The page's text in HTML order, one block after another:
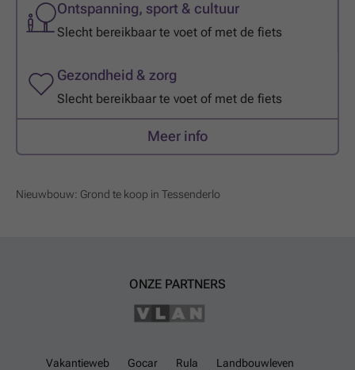
Ontspanning, sport & cultuur
Slecht bereikbaar te voet of met de fiets
Gezondheid & zorg
Slecht bereikbaar te voet of met de fiets
Meer info
Nieuwbouw: Grond te koop in Tessenderlo
ONZE PARTNERS
Vakantieweb Gocar Rula
Landbouwleven